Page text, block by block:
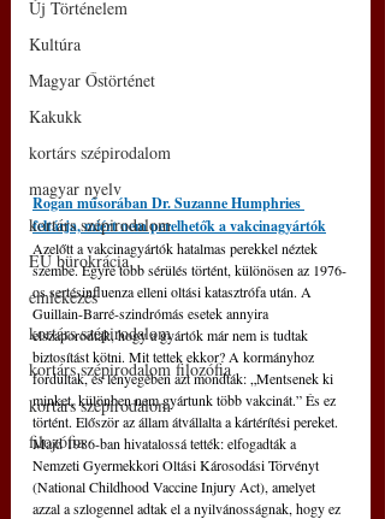
Új Történelem
Kultúra
Magyar Őstörténet
Kakukk
kortárs szépirodalom
magyar nyelv
kortárs szépirodalom
EU bürokrácia
emlékezés
kortárs szépirodalom
kortárs szépirodalom filozófia
kortárs szépirodalom
filozófia
Rogan műsorában Dr. Suzanne Humphries
feltárja, miért nem perelhetők a vakcinagyártók
Azelőtt a vakcinagyártók hatalmas perekkel néztek
szembe. Egyre több sérülés történt, különösen az 1976-
os sertésinfluenza elleni oltási katasztrófa után. A
Guillain-Barré-szindrómás esetek annyira
elszaporodtak, hogy a gyártók már nem is tudtak
biztosítást kötni. Mit tettek ekkor? A kormányhoz
fordultak, és lényegében azt mondták: „Mentsenek ki
minket, különben nem gyártunk több vakcinát.” És ez
történt. Először az állam átvállalta a kártérítési pereket.
Majd 1986-ban hivatalossá tették: elfogadták a
Nemzeti Gyermekkori Oltási Károsodási Törvényt
(National Childhood Vaccine Injury Act), amelyet
azzal a szlogennel adtak el a nyilvánosságnak, hogy ez